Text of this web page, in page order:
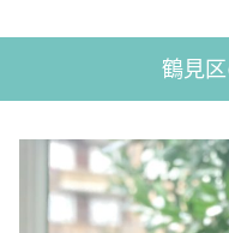
鶴見